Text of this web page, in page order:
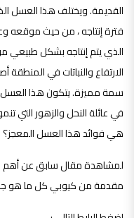
القديمة. ويختلف هذا العسل
فترة إنتاجه ، من حيث موقعه
الذي يتم إنتاجه بشكل طبيعي
الارتفاع والنباتات في
سمة مميزة. يتكون هذا العسل
في عائلة النحل والزهور التي
هي فوائد هذا العسل المعجز؟
لمشاهدة مقال سابق عن أهم
مقدمة من كيوبي كل ما هو